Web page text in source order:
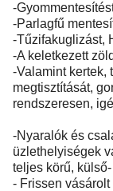
-
-Parlagfű
-Tűzifakuglizást,
-A keletkezett
-Valamint kertek,
megtisztítását,
rendszeresen,
-Nyaralók és
üzlethelyiségek
teljes körű,
- Frissen